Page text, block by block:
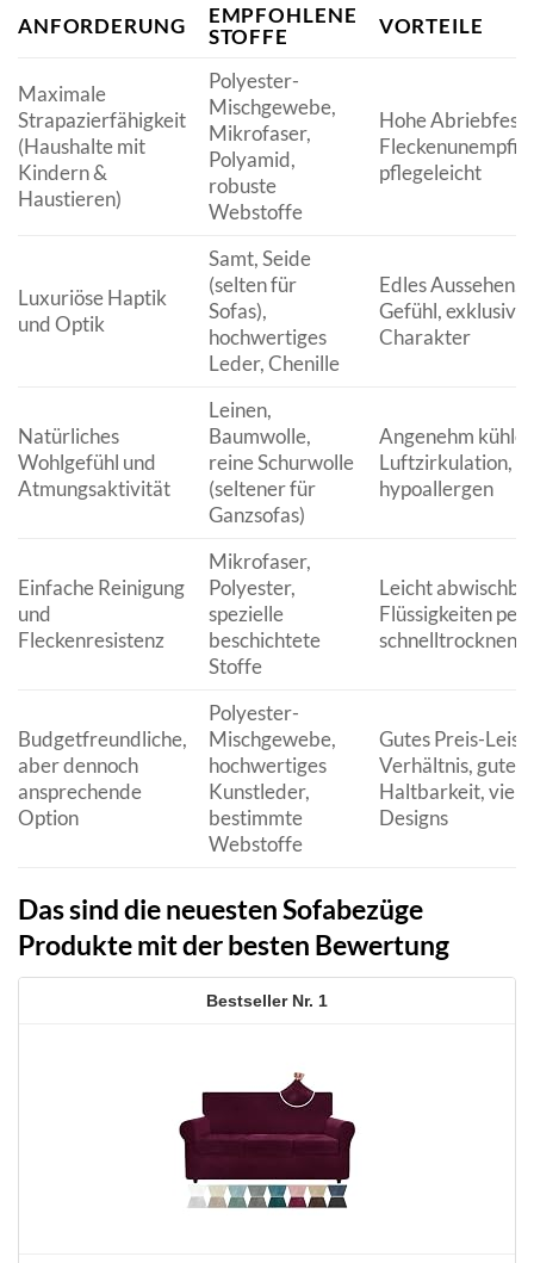
ANFORDERUNG
EMPFOHLENE
STOFFE
VORTEILE
Maximale
Strapazierfähigkeit
(Haushalte mit
Kindern &
Haustieren)
Polyester-
Mischgewebe,
Mikrofaser,
Polyamid,
robuste
Webstoffe
Hohe
pflegeleicht
Luxuriöse Haptik
und Optik
Samt, Seide
(selten für
Sofas),
hochwertiges
Leder, Chenille
Edles Aussehen,
Gefühl, exklusiver
Charakter
Natürliches
Wohlgefühl und
Atmungsaktivität
Leinen,
Baumwolle,
reine Schurwolle
(seltener für
Ganzsofas)
Angenehm
Luftzirkulation,
hypoallergen
Einfache Reinigung
und
Fleckenresistenz
Mikrofaser,
Polyester,
spezielle
beschichtete
Stoffe
Leicht
Flüssigkeiten
schnelltrocknend
Budgetfreundliche,
aber dennoch
ansprechende
Option
Polyester-
Mischgewebe,
hochwertiges
Kunstleder,
bestimmte
Webstoffe
Gutes Preis-
Verhältnis, gute
Haltbarkeit,
Designs
Das sind die neuesten Sofabezüge
Produkte mit der besten Bewertung
1